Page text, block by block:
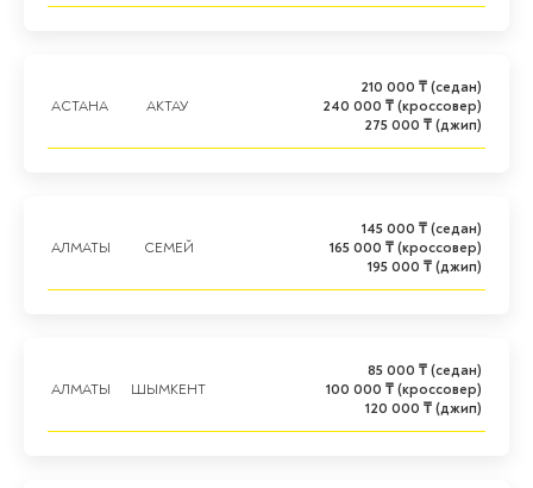
АСТАНА АКТАУ
210 000 ₸ (седан)
240 000 ₸ (кроссовер)
275 000 ₸ (джип)
АЛМАТЫ СЕМЕЙ
145 000 ₸ (седан)
165 000 ₸ (кроссовер)
195 000 ₸ (джип)
АЛМАТЫ ШЫМКЕНТ
85 000 ₸ (седан)
100 000 ₸ (кроссовер)
120 000 ₸ (джип)